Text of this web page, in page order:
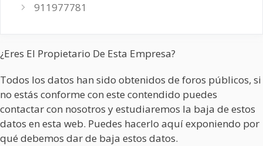
911977781
¿Eres El Propietario De Esta Empresa?
Todos los datos han sido obtenidos de foros públicos, si
no estás conforme con este contendido puedes
contactar con nosotros y estudiaremos la baja de estos
datos en esta web. Puedes hacerlo aquí exponiendo por
qué debemos dar de baja estos datos.